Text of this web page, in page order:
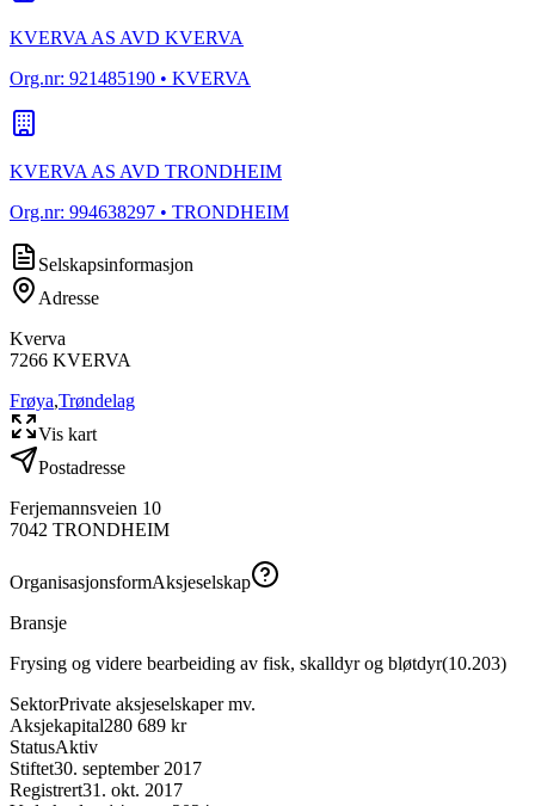
KVERVA AS AVD KVERVA
Org.nr: 921485190 • KVERVA
KVERVA AS AVD TRONDHEIM
Org.nr: 994638297 • TRONDHEIM
Selskapsinformasjon
Adresse
Kverva
7266 KVERVA
Frøya,Trøndelag
Vis kart
Postadresse
Ferjemannsveien 10
7042 TRONDHEIM
OrganisasjonsformAksjeselskap
Bransje
Frysing og videre bearbeiding av fisk, skalldyr og bløtdyr(10.203)
SektorPrivate aksjeselskaper mv.
Aksjekapital280 689 kr
StatusAktiv
Stiftet30. september 2017
Registrert31. okt. 2017